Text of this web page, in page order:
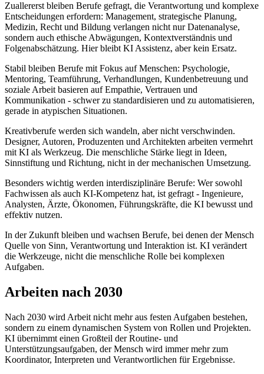
Zuallererst bleiben Berufe gefragt, die Verantwortung und komplexe
Entscheidungen erfordern: Management, strategische Planung,
Medizin, Recht und Bildung verlangen nicht nur Datenanalyse,
sondern auch ethische Abwägungen, Kontextverständnis und
Folgenabschätzung. Hier bleibt KI Assistenz, aber kein Ersatz.
Stabil bleiben Berufe mit Fokus auf Menschen: Psychologie,
Mentoring, Teamführung, Verhandlungen, Kundenbetreuung und
soziale Arbeit basieren auf Empathie, Vertrauen und
Kommunikation - schwer zu standardisieren und zu automatisieren,
gerade in atypischen Situationen.
Kreativberufe werden sich wandeln, aber nicht verschwinden.
Designer, Autoren, Produzenten und Architekten arbeiten vermehrt
mit KI als Werkzeug. Die menschliche Stärke liegt in Ideen,
Sinnstiftung und Richtung, nicht in der mechanischen Umsetzung.
Besonders wichtig werden interdisziplinäre Berufe: Wer sowohl
Fachwissen als auch KI-Kompetenz hat, ist gefragt - Ingenieure,
Analysten, Ärzte, Ökonomen, Führungskräfte, die KI bewusst und
effektiv nutzen.
In der Zukunft bleiben und wachsen Berufe, bei denen der Mensch
Quelle von Sinn, Verantwortung und Interaktion ist. KI verändert
die Werkzeuge, nicht die menschliche Rolle bei komplexen
Aufgaben.
Arbeiten nach 2030
Nach 2030 wird Arbeit nicht mehr aus festen Aufgaben bestehen,
sondern zu einem dynamischen System von Rollen und Projekten.
KI übernimmt einen Großteil der Routine- und
Unterstützungsaufgaben, der Mensch wird immer mehr zum
Koordinator, Interpreten und Verantwortlichen für Ergebnisse.